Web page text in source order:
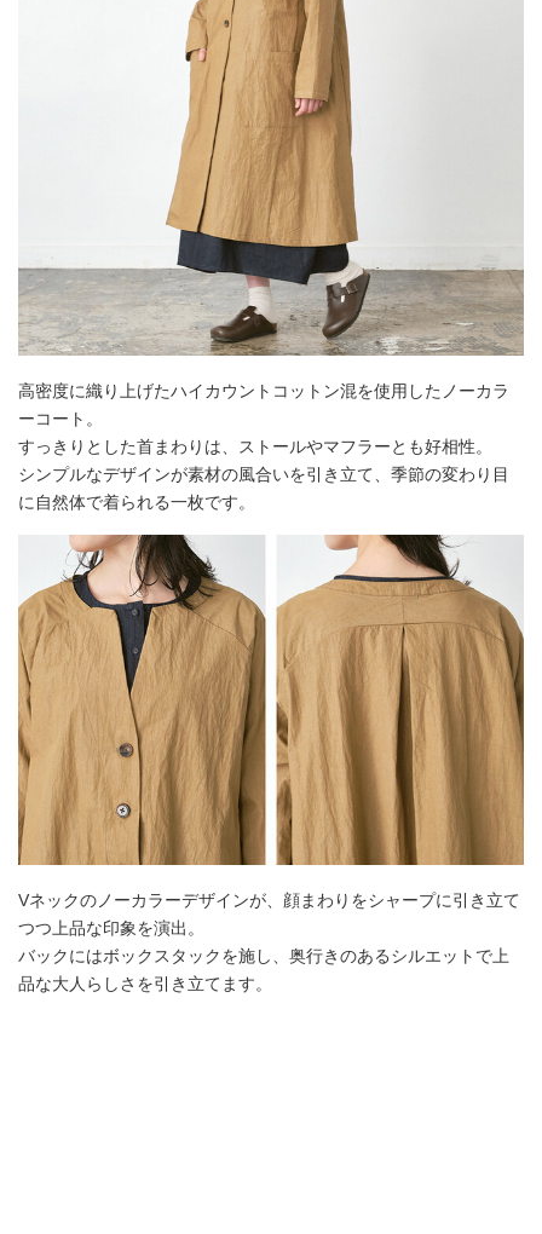
高密度に織り上げたハイカウントコットン混を使用したノーカラ
ーコート。
すっきりとした首まわりは、ストールやマフラーとも好相性。
シンプルなデザインが素材の風合いを引き立て、季節の変わり目
に自然体で着られる一枚です。
Vネックのノーカラーデザインが、顔まわりをシャープに引き立て
つつ上品な印象を演出。
バックにはボックスタックを施し、奥行きのあるシルエットで上
品な大人らしさを引き立てます。